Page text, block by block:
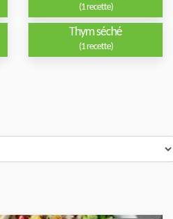
(1 recette)
Thym séché
(1 recette)